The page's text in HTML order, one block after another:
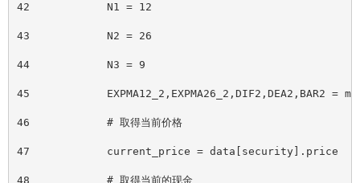
42            N1 = 12
43            N2 = 26
44            N3 = 9
45            EXPMA12_2,EXPMA26_2,DIF2,DEA2,BAR2 =
46            # 取得当前价格
47            current_price = data security].price
48            # 取得当前的现金